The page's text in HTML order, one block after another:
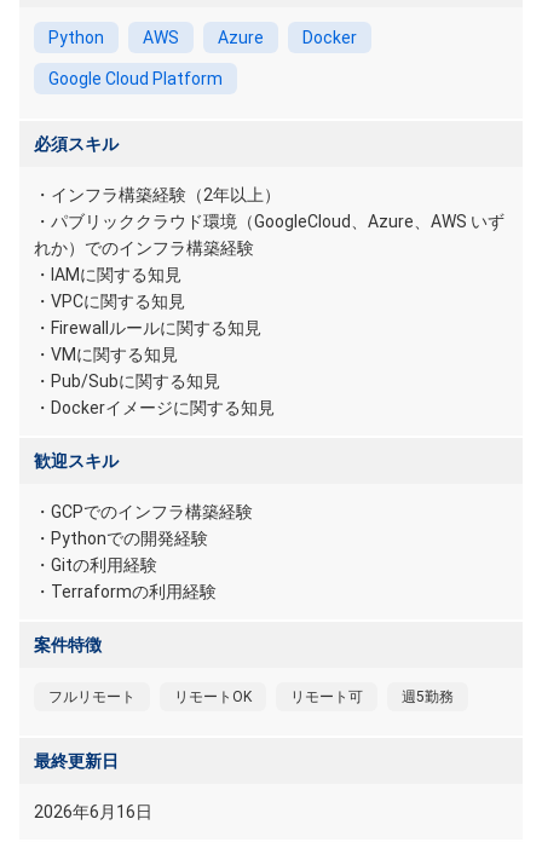
Python AWS Azure Docker
Google Cloud Platform
必須スキル
・インフラ構築経験（2年以上）
・パブリッククラウド環境（GoogleCloud、Azure、AWS いず
れか）でのインフラ構築経験
・IAMに関する知見
・VPCに関する知見
・Firewallルールに関する知見
・VMに関する知見
・Pub/Subに関する知見
・Dockerイメージに関する知見
歓迎スキル
・GCPでのインフラ構築経験
・Pythonでの開発経験
・Gitの利用経験
・Terraformの利用経験
案件特徴
フルリモート リモートOK リモート可 週5勤務
最終更新日
2026年6月16日